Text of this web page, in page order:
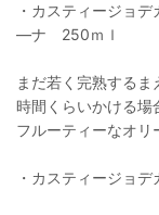
・カスティージョ
―ナ 250ｍｌ
まだ若く完熟する
時間くらいかける場
フルーティーなオリ
・カスティージョ